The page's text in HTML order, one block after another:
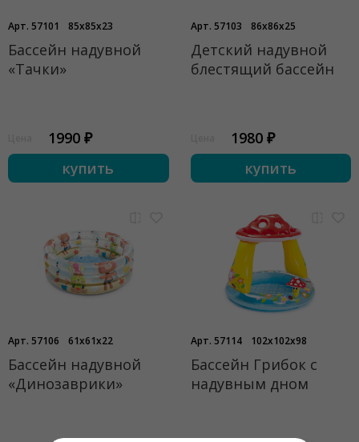
Арт. 57101 85x85x23
Бассейн надувной
«Тачки»
1990 ₽
купить
Арт. 57103 86x86x25
Детский надувной
блестящий бассейн
1980 ₽
купить
Арт. 57106 61x61x22
Бассейн надувной
«Динозаврики»
Арт. 57114 102x102x98
Бассейн Грибок с
надувным дном